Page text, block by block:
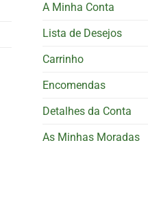
A Minha Conta
Lista de Desejos
Carrinho
Encomendas
Detalhes da Conta
As Minhas Moradas